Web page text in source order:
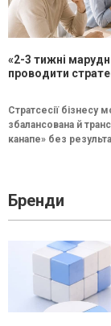
«2-3 тижні
проводити
Стратсесії бізнесу
збалансована й
канапе» без
Бренди